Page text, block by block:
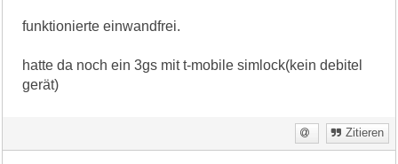
funktionierte einwandfrei.
hatte da noch ein 3gs mit t-mobile simlock(kein debitel
gerät)
Zitieren